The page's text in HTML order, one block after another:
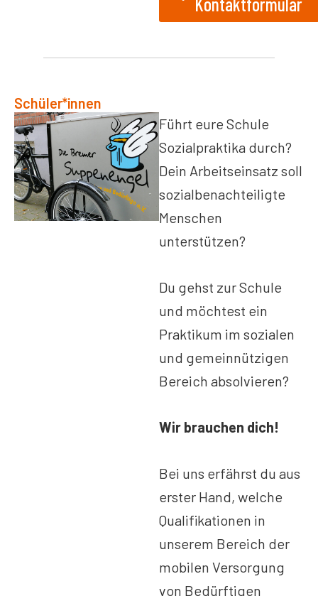
Schüler*innen
Führt eure Schule
Sozialpraktika durch?
Dein Arbeitseinsatz soll
sozialbenachteiligte
Menschen
unterstützen?
Du gehst zur Schule
und möchtest ein
Praktikum im sozialen
und gemeinnützigen
Bereich absolvieren?
Wir brauchen dich!
Bei uns erfährst du aus
erster Hand, welche
Qualifikationen in
unserem Bereich der
mobilen Versorgung
von Bedürftigen